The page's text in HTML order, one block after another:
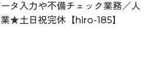
ータ入力や不備チェック業務／人
★土日祝完休【hiro-185】